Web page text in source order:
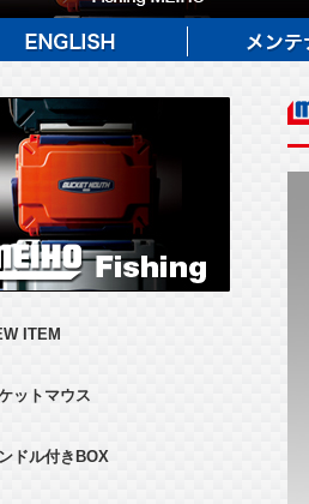
ITEM
ットマウス
ドル付きBOX